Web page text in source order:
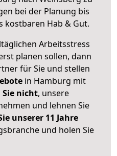
bei der Planung bis
kostbaren Hab & Gut.
Arbeitsstress
planen sollen, dann
für Sie und stellen
in Hamburg mit
Sie nicht, unsere
und lehnen Sie
unserer 11 Jahre
und holen Sie